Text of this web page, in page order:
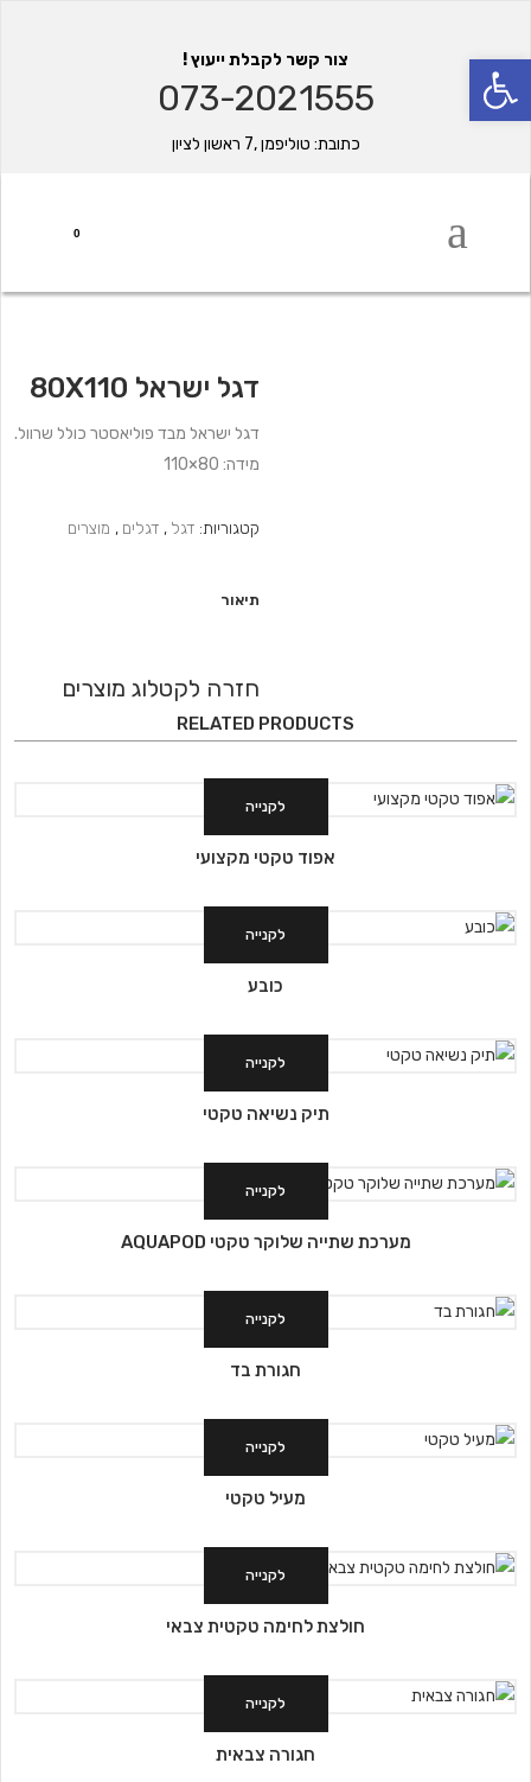
צור קשר לקבלת ייעוץ !
073-2021555
כתובת: טוליפמן ,7 ראשון לציון
0
דגל ישראל 80X110
דגל ישראל מבד פוליאסטר כולל שרוול.
מידה: 80×110
קטגוריות: דגל , דגלים , מוצרים
תיאור
חזרה לקטלוג מוצרים
RELATED PRODUCTS
לקנייה
אפוד טקטי מקצועי
לקנייה
כובע
לקנייה
תיק נשיאה טקטי
לקנייה
מערכת שתייה שלוקר טקטי AQUAPOD
לקנייה
חגורת בד
לקנייה
מעיל טקטי
לקנייה
חולצת לחימה טקטית צבאי
לקנייה
חגורה צבאית
פתח סרגל נגישות